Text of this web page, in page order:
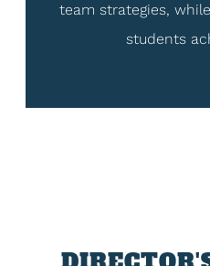
team strategies,
students